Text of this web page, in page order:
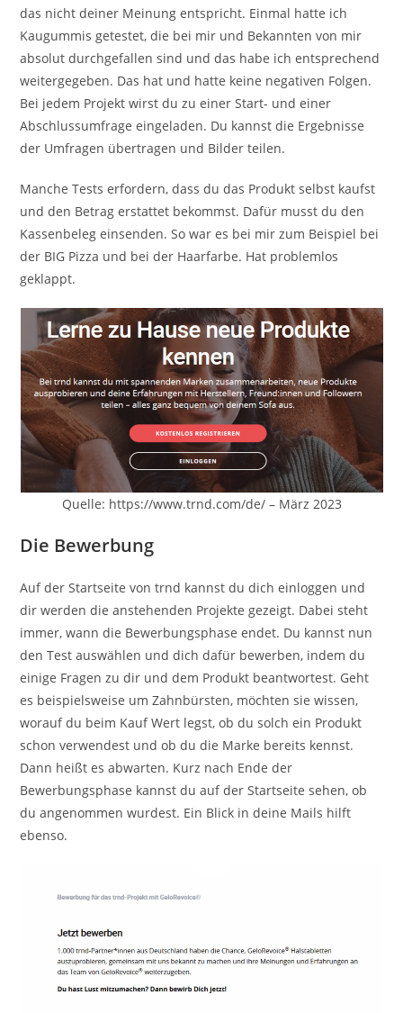
das nicht deiner Meinung entspricht. Einmal hatte ich
Kaugummis getestet, die bei mir und Bekannten von mir
absolut durchgefallen sind und das habe ich entsprechend
weitergegeben. Das hat und hatte keine negativen Folgen.
Bei jedem Projekt wirst du zu einer Start- und einer
Abschlussumfrage eingeladen. Du kannst die Ergebnisse
der Umfragen übertragen und Bilder teilen.
Manche Tests erfordern, dass du das Produkt selbst kaufst
und den Betrag erstattet bekommst. Dafür musst du den
Kassenbeleg einsenden. So war es bei mir zum Beispiel bei
der BIG Pizza und bei der Haarfarbe. Hat problemlos
geklappt.
Quelle: https://www.trnd.com/de/ – März 2023
Die Bewerbung
Auf der Startseite von trnd kannst du dich einloggen und
dir werden die anstehenden Projekte gezeigt. Dabei steht
immer, wann die Bewerbungsphase endet. Du kannst nun
den Test auswählen und dich dafür bewerben, indem du
einige Fragen zu dir und dem Produkt beantwortest. Geht
es beispielsweise um Zahnbürsten, möchten sie wissen,
worauf du beim Kauf Wert legst, ob du solch ein Produkt
schon verwendest und ob du die Marke bereits kennst.
Dann heißt es abwarten. Kurz nach Ende der
Bewerbungsphase kannst du auf der Startseite sehen, ob
du angenommen wurdest. Ein Blick in deine Mails hilft
ebenso.